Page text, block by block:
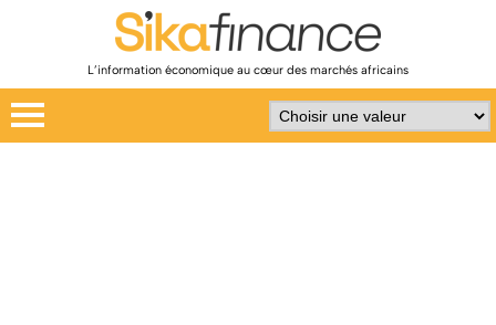
L’information économique au cœur des marchés africains